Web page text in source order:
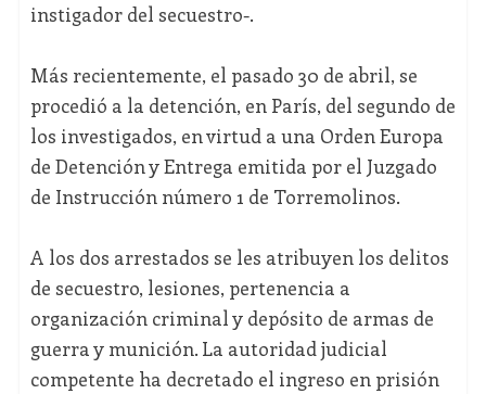
instigador del secuestro-.
Más recientemente, el pasado 30 de abril, se
procedió a la detención, en París, del segundo de
los investigados, en virtud a una Orden Europa
de Detención y Entrega emitida por el Juzgado
de Instrucción número 1 de Torremolinos.
A los dos arrestados se les atribuyen los delitos
de secuestro, lesiones, pertenencia a
organización criminal y depósito de armas de
guerra y munición. La autoridad judicial
competente ha decretado el ingreso en prisión